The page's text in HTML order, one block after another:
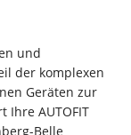
und
der komplexen
Geräten zur
Ihre AUTOFIT
Belle